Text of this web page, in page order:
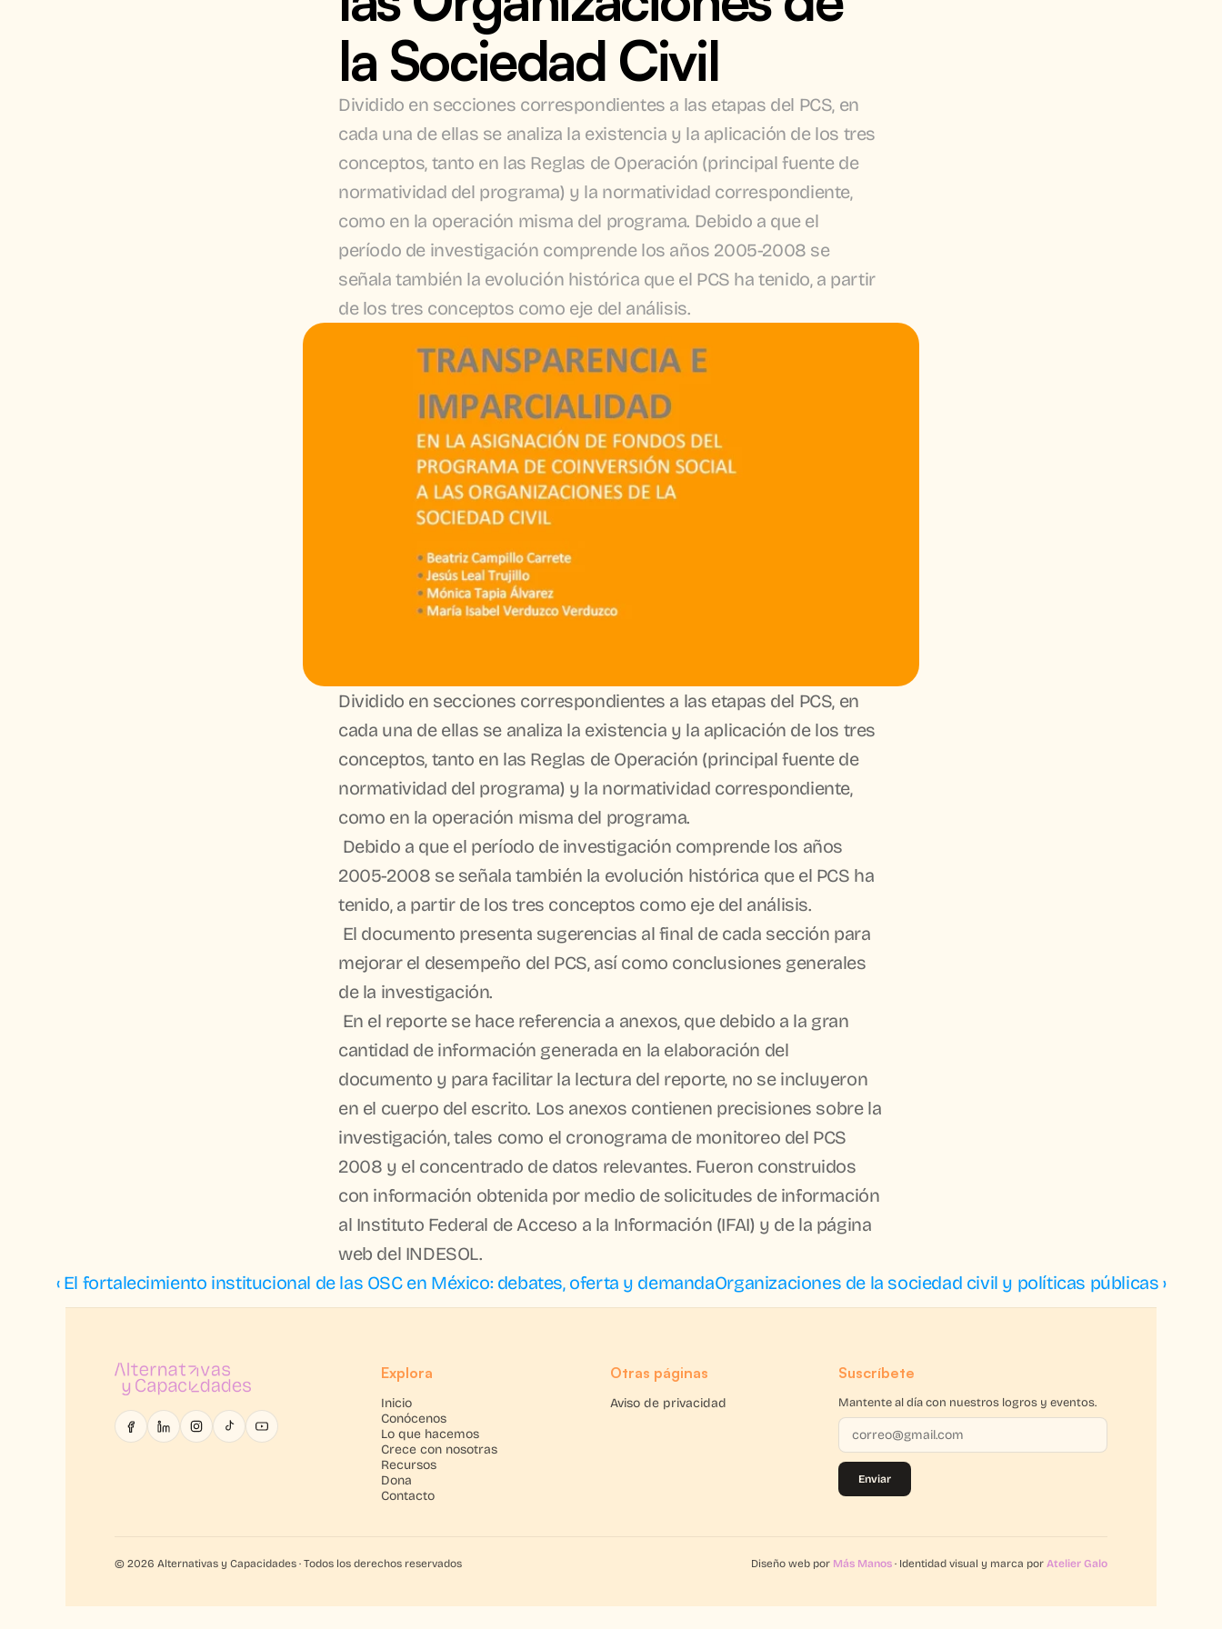
la Sociedad Civil
Dividido en secciones correspondientes a las etapas del PCS, en
cada una de ellas se analiza la existencia y la aplicación de los tres
conceptos, tanto en las Reglas de Operación (principal fuente de
normatividad del programa) y la normatividad correspondiente,
como en la operación misma del programa. Debido a que el
período de investigación comprende los años 2005-2008 se
señala también la evolución histórica que el PCS ha tenido, a partir
de los tres conceptos como eje del análisis.
Dividido en secciones correspondientes a las etapas del PCS, en
cada una de ellas se analiza la existencia y la aplicación de los tres
conceptos, tanto en las Reglas de Operación (principal fuente de
normatividad del programa) y la normatividad correspondiente,
como en la operación misma del programa.
2005-2008 se señala también la evolución histórica que el PCS ha
tenido, a partir de los tres conceptos como eje del análisis.
mejorar el desempeño del PCS, así como conclusiones generales
de la investigación.
cantidad de información generada en la elaboración del
documento y para facilitar la lectura del reporte, no se incluyeron
en el cuerpo del escrito. Los anexos contienen precisiones sobre la
investigación, tales como el cronograma de monitoreo del PCS
2008 y el concentrado de datos relevantes. Fueron construidos
con información obtenida por medio de solicitudes de información
al Instituto Federal de Acceso a la Información (IFAI) y de la página
web del INDESOL.
‹ El fortalecimiento institucional de las OSC en México: debates, oferta y demandaOrganizaciones de la sociedad civil y políticas públicas ›
Explora
Inicio
Conócenos
Lo que hacemos
Crece con nosotras
Recursos
Dona
Contacto
Otras páginas
Aviso de privacidad
Suscríbete
Mantente al día con nuestros logros y eventos.
Enviar
© 2026 Alternativas y Capacidades · Todos los derechos reservados Diseño web por Más Manos · Identidad visual y marca porAtelier Galo